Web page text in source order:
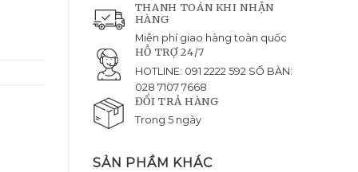
THANH TOÁN KHI NHẬN
HÀNG
Miễn phí giao hàng toàn quốc
HỖ TRỢ 24/7
HOTLINE: 091 2222 592 SỐ BÀN:
028 7107 7668
ĐỔI TRẢ HÀNG
Trong 5 ngày
SẢN PHẦM KHÁC